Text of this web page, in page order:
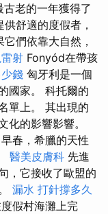
老的一年獲得了
舒適的度假者，
它們依靠大自然，
射 Fonyód在帶孩
錢 匈牙利是一個
國家。 科托爾的
單上。 其出現的
化的影響影響。
春，希臘的天性
醫美皮膚科 先進
，它接收了歐盟的
漏水 打針撐多久
假村海灘上完